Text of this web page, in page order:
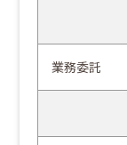
業務委託